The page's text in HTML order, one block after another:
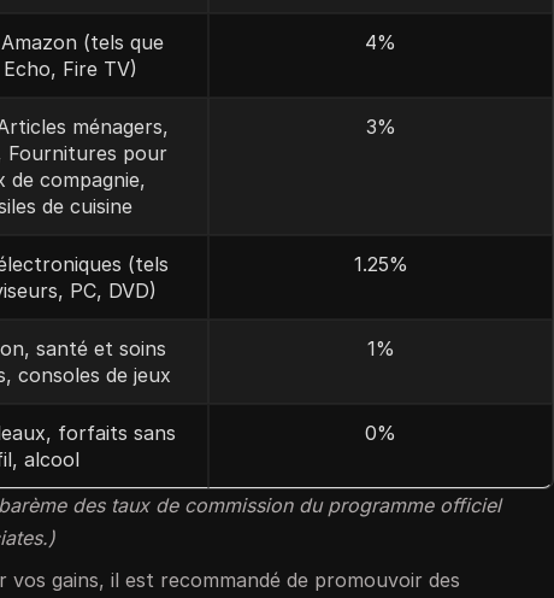
(tels que
Fire TV)
4%
ménagers,
Fournitures pour
de compagnie,
de cuisine
3%
(tels
PC, DVD)
1.25%
santé et soins
consoles de jeux
1%
forfaits sans
alcool
0%
des taux de commission du programme officiel
vos gains, il est recommandé de promouvoir des